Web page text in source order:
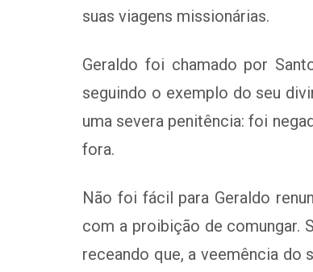
suas viagens missionárias.
Geraldo foi chamado por
seguindo o exemplo do seu
uma severa penitência: foi
fora.
Não foi fácil para Geraldo
com a proibição de comungar.
receando que, a veemência do